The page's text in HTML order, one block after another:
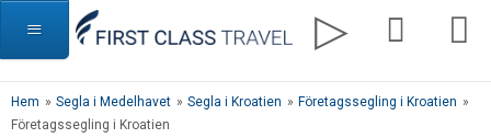
Hem » Segla i Medelhavet » Segla i Kroatien » Företagssegling i Kroatien »
Företagssegling i Kroatien